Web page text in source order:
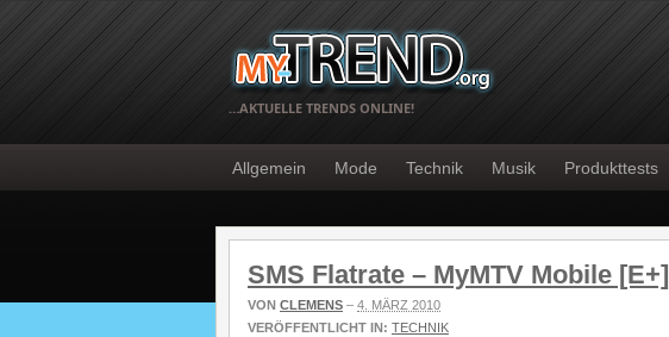
…AKTUELLE TRENDS ONLINE!
Allgemein Mode Technik Musik Produkttests
SMS Flatrate – MyMTV Mobile [E+]
VON CLEMENS – 4. MÄRZ 2010
VERÖFFENTLICHT IN: TECHNIK